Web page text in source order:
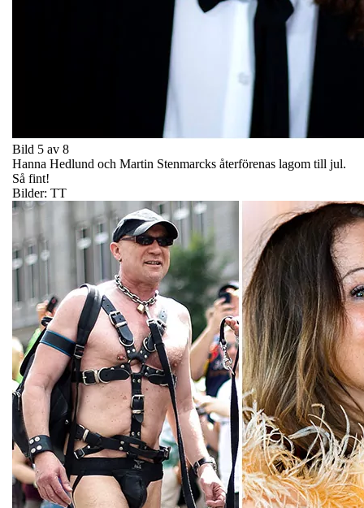
Bild 5 av 8
Hanna Hedlund och Martin Stenmarcks återförenas lagom till jul.
Så fint!
Bilder: TT